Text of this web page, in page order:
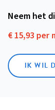
Neem het
€ 15,93 per
IK WIL